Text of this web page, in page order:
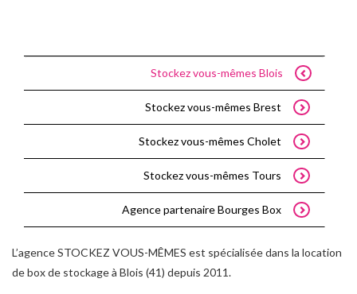
Stockez vous-mêmes Blois
Stockez vous-mêmes Brest
Stockez vous-mêmes Cholet
Stockez vous-mêmes Tours
Agence partenaire Bourges Box
L’agence STOCKEZ VOUS-MÊMES est spécialisée dans la location
de box de stockage à Blois (41) depuis 2011.